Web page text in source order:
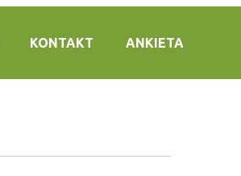
KONTAKT ANKIETA